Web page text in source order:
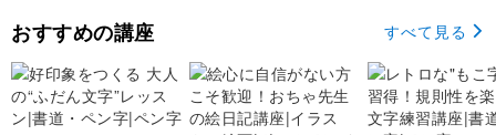
おすすめの講座 すべて見る